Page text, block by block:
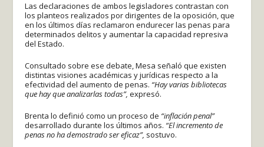
Las declaraciones de ambos legisladores contrastan con
los planteos realizados por dirigentes de la oposición, que
en los últimos días reclamaron endurecer las penas para
determinados delitos y aumentar la capacidad represiva
del Estado.
Consultado sobre ese debate, Mesa señaló que existen
distintas visiones académicas y jurídicas respecto a la
efectividad del aumento de penas. “Hay varias bibliotecas
que hay que analizarlas todas”, expresó.
Brenta lo definió como un proceso de “inflación penal”
desarrollado durante los últimos años. “El incremento de
penas no ha demostrado ser eficaz”, sostuvo.